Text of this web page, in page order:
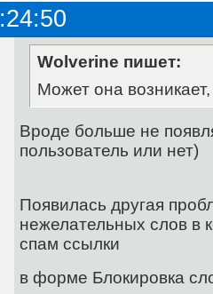
Wolverine пишет:
Может она
Вроде больше не
пользователь или нет)
Появилась другая
нежелательных слов в
спам ссылки
в форме Блокировка